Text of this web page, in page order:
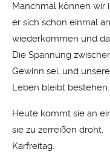
Manchmal können wir
er sich schon einmal
wiederkommen und
Die Spannung
Gewinn sei, und
Leben bleibt bestehen.
Heute kommt sie an
sie zu zerreißen droht.
Karfreitag.